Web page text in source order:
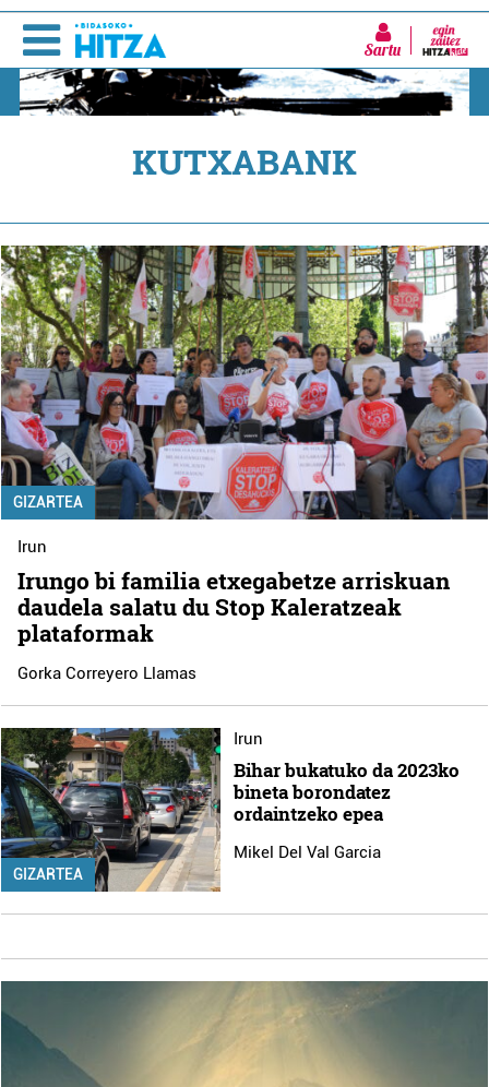
Sartu
KUTXABANK
GIZARTEA
Irun
Irungo bi familia etxegabetze arriskuan
daudela salatu du Stop Kaleratzeak
plataformak
Gorka Correyero Llamas
GIZARTEA
Irun
Bihar bukatuko da 2023ko
bineta borondatez
ordaintzeko epea
Mikel Del Val Garcia